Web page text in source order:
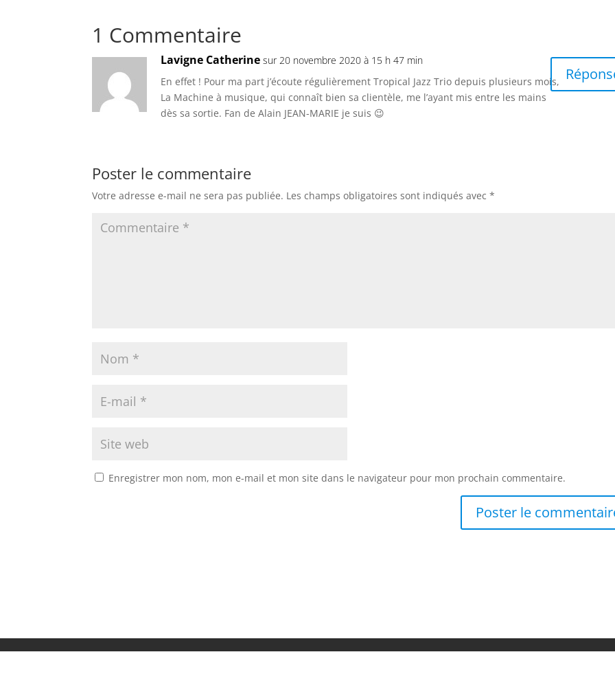
1 Commentaire
Lavigne Catherine sur 20 novembre 2020 à 15 h 47 min
En effet ! Pour ma part j’écoute régulièrement Tropical Jazz Trio depuis plusieurs mois,
La Machine à musique, qui connaît bien sa clientèle, me l’ayant mis entre les mains
dès sa sortie. Fan de Alain JEAN-MARIE je suis 😉
Poster le commentaire
Votre adresse e-mail ne sera pas publiée. Les champs obligatoires sont indiqués avec*
Enregistrer mon nom, mon e-mail et mon site dans le navigateur pour mon prochain commentaire.
t